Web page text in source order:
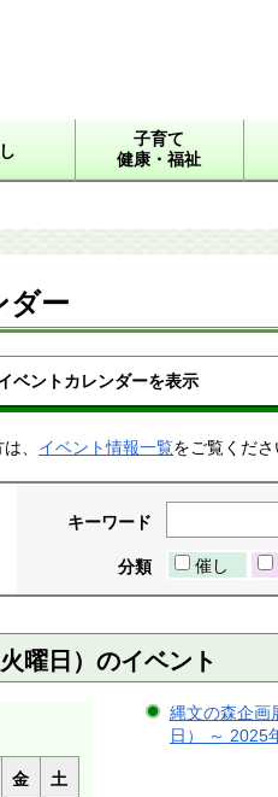
子育て
健康・福祉
ダー
ベントカレンダーを表示
、 イベント情報一覧をご覧くだ
キーワード
分類 催し
曜日）のイベント
金
土
縄文の森企画
日） ～ 2025